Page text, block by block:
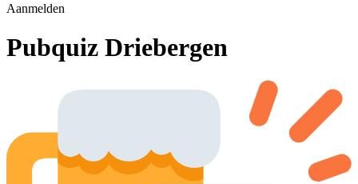
Aanmelden
Pubquiz Driebergen